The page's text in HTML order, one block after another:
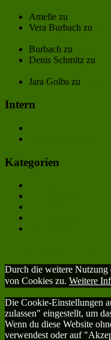
Amelie zu
Vera Burbach zu
Burbach zu
Denis Schmitz zu
Jara Golbs zu
Intern
Kategorien
Durch die weitere Nutzung
von Cookies zu. Weitere
Die Cookie-Einstellungen
zulassen" eingestellt, um
Wenn du diese Website
verwendest oder auf